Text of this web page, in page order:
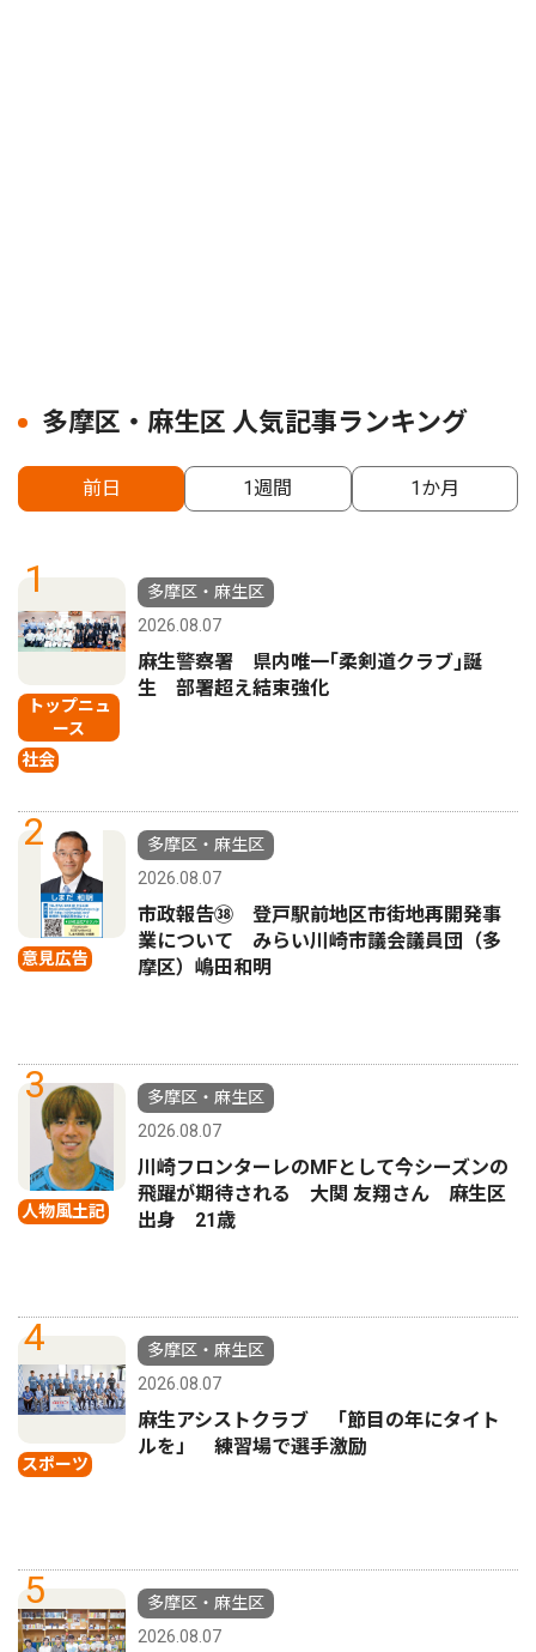
多摩区・麻生区 人気記事ランキング
前日 1週間 1か月
1
トップニュ
ース
社会
多摩区・麻生区
2026.08.07
麻生警察署 県内唯一｢柔剣道クラブ｣誕
生 部署超え結束強化
2
意見広告
多摩区・麻生区
2026.08.07
市政報告㊳ 登戸駅前地区市街地再開発事
業について みらい川崎市議会議員団（多
摩区）嶋田和明
3
人物風土記
多摩区・麻生区
2026.08.07
川崎フロンターレのMFとして今シーズンの
飛躍が期待される 大関 友翔さん 麻生区
出身 21歳
4
スポーツ
多摩区・麻生区
2026.08.07
麻生アシストクラブ 「節目の年にタイト
ルを」 練習場で選手激励
5
多摩区・麻生区
2026.08.07